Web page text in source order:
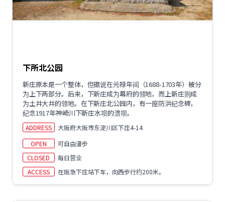
下所北公园
新庄原本是一个整体，但据说在元禄年间（1688-1703年）被分
为上下两部分。后来，下新庄成为幕府的领地，而上新庄则成
为土井大井的领地。在下新庄北公园内，有一座防洪纪念碑，
纪念1917年神崎川下新庄水坝的溃坝。
ADDRESS
大阪府大阪市东淀川区下庄4-14
OPEN
可自由漫步
CLOSED
每日营业
ACCESS
在阪急下庄站下车，向西步行约200米。